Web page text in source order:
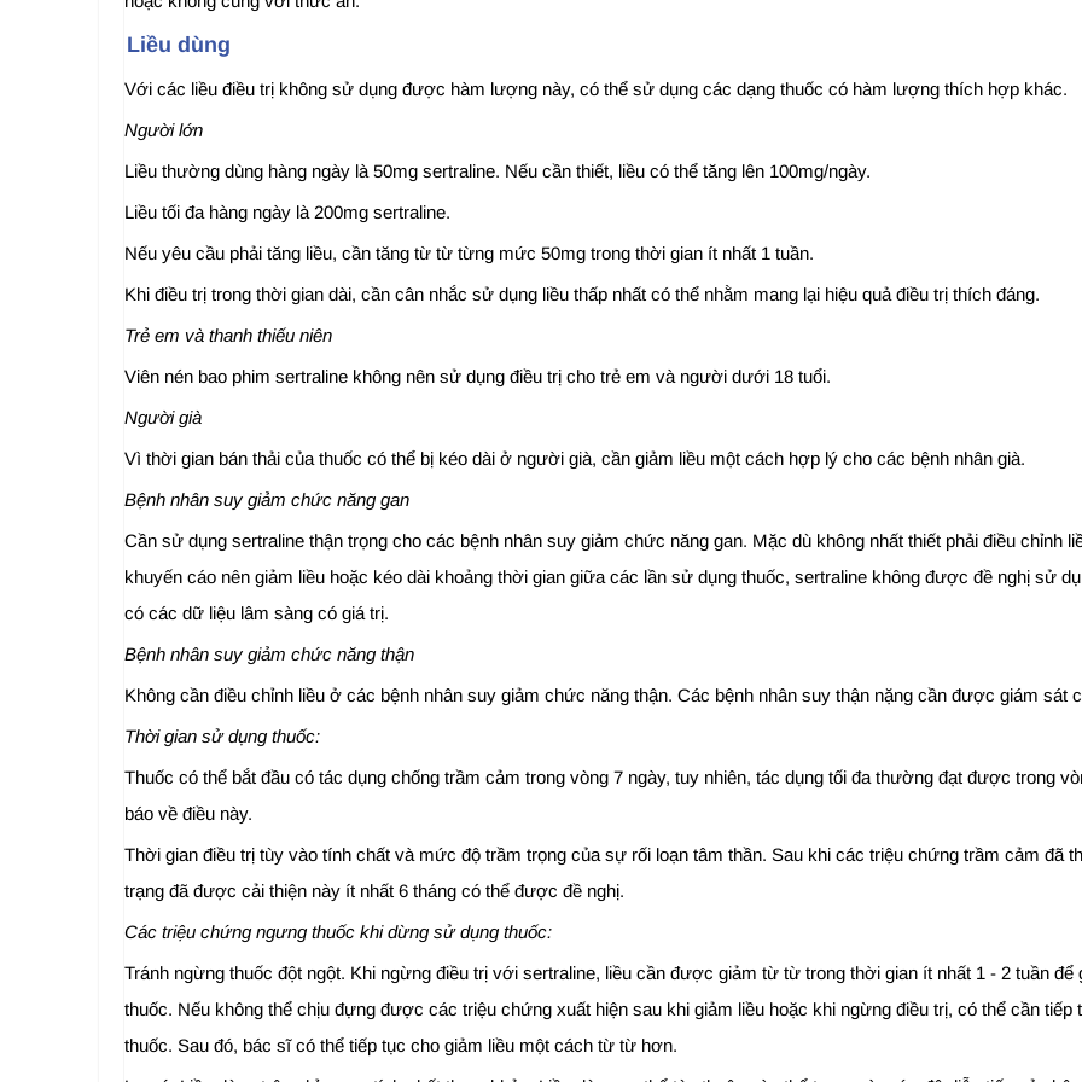
Liều dùng
Với các liều điều trị không sử dụng được hàm lượng này, có thể sử dụng các dạng thuốc có hàm lượng thích hợp khác.
Người lớn
Liều thường dùng hàng ngày là 50mg sertraline. Nếu cần thiết, liều có thể tăng lên 100mg/ngày.
Liều tối đa hàng ngày là 200mg sertraline.
Nếu yêu cầu phải tăng liều, cần tăng từ từ từng mức 50mg trong thời gian ít nhất 1 tuần.
Khi điều trị trong thời gian dài, cần cân nhắc sử dụng liều thấp nhất có thể nhằm mang lại hiệu quả điều trị thích đáng.
Trẻ em và thanh thiếu niên
Viên nén bao phim sertraline không nên sử dụng điều trị cho trẻ em và người dưới 18 tuổi.
Người già
Vì thời gian bán thải của thuốc có thể bị kéo dài ở người già, cần giảm liều một cách hợp lý cho các bệnh nhân già.
Bệnh nhân suy giảm chức năng gan
Cần sử dụng sertraline thận trọng cho các bệnh nhân suy giảm chức năng gan. Mặc dù không nhất thiết phải điều chỉnh
khuyến cáo nên giảm liều hoặc kéo dài khoảng thời gian giữa các lần sử dụng thuốc, sertraline không được đề nghị sử
có các dữ liệu lâm sàng có giá trị.
Bệnh nhân suy giảm chức năng thận
Không cần điều chỉnh liều ở các bệnh nhân suy giảm chức năng thận. Các bệnh nhân suy thận nặng cần được giám sát
Thời gian sử dụng thuốc:
Thuốc có thể bắt đầu có tác dụng chống trầm cảm trong vòng 7 ngày, tuy nhiên, tác dụng tối đa thường đạt được trong
báo về điều này.
Thời gian điều trị tùy vào tính chất và mức độ trầm trọng của sự rối loạn tâm thần. Sau khi các triệu chứng trầm cảm đã
trạng đã được cải thiện này ít nhất 6 tháng có thể được đề nghị.
Các triệu chứng ngưng thuốc khi dừng sử dụng thuốc:
Tránh ngừng thuốc đột ngột. Khi ngừng điều trị với sertraline, liều cần được giảm từ từ trong thời gian ít nhất 1 - 2 tuần
thuốc. Nếu không thể chịu đựng được các triệu chứng xuất hiện sau khi giảm liều hoặc khi ngừng điều trị, có thể cần
thuốc. Sau đó, bác sĩ có thể tiếp tục cho giảm liều một cách từ từ hơn.